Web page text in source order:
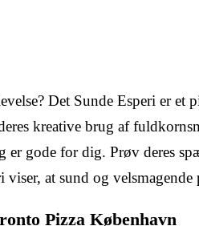
Det Sunde Esperi er et
kreative brug af
er gode for dig. Prøv deres
at sund og velsmagende
Pizza København